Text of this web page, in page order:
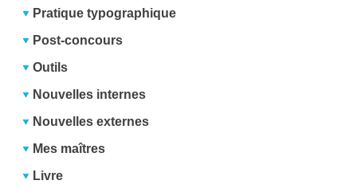
Pratique typographique
Post-concours
Outils
Nouvelles internes
Nouvelles externes
Mes maîtres
Livre